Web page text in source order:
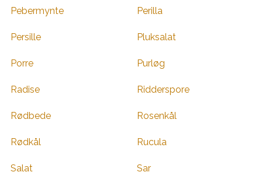
Pebermynte Perilla
Persille Pluksalat
Porre Purløg
Radise Ridderspore
Rødbede Rosenkål
Rødkål Rucula
Salat Sar